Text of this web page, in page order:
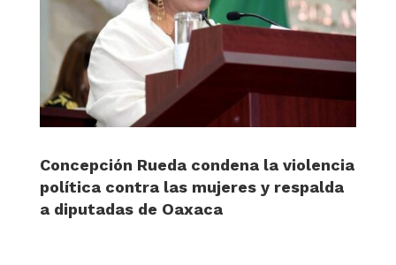
Concepción Rueda condena la violencia
política contra las mujeres y respalda
a diputadas de Oaxaca